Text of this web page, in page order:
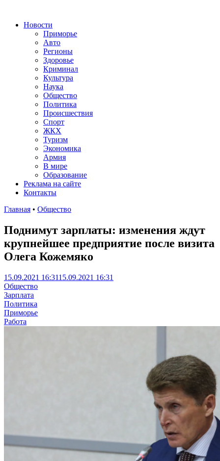
Новости
Приморье
Авто
Регионы
Здоровье
Криминал
Культура
Наука
Общество
Политика
Происшествия
Спорт
ЖКХ
Туризм
Экономика
Армия
В мире
Образование
Реклама на сайте
Контакты
Главная • Общество
Поднимут зарплаты: изменения ждут
крупнейшее предприятие после визита
Олега Кожемяко
15.09.2021 16:3115.09.2021 16:31
Общество
Зарплата
Политика
Приморье
Работа